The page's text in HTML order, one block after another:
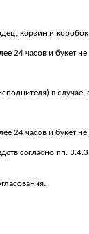
корзин и
24 часов и букет
в
24 часов и букет
согласно пп.